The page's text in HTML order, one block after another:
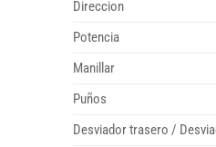
Direccion
Potencia
Manillar
Puños
Desviador trasero /